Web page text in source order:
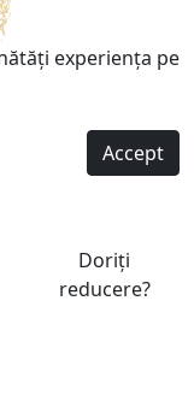
experiența pe
Accept
Doriți
reducere?